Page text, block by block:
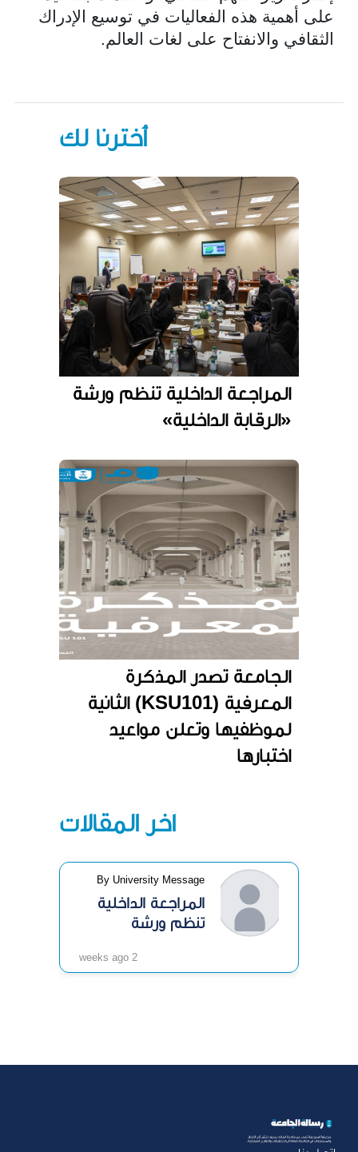
أخترنا لك
المراجعة الداخلية تنظم ورشة
«الرقابة الداخلية»
الجامعة تصدر المذكرة
المعرفية (KSU101) الثانية
لموظفيها وتعلن مواعيد
اختبارها
آخر المقالات
By University Message
المراجعة الداخلية
تنظم ورشة
2 weeks ago
على أهمية هذه الفعاليات في توسيع الإدراك
الثقافي والانفتاح على لغات العالم.